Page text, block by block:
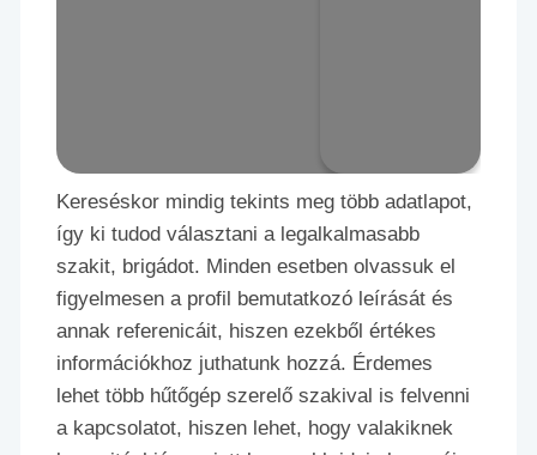
Kereséskor mindig tekints meg több adatlapot,
így ki tudod választani a legalkalmasabb
szakit, brigádot. Minden esetben olvassuk el
figyelmesen a profil bemutatkozó leírását és
annak referenicáit, hiszen ezekből értékes
információkhoz juthatunk hozzá. Érdemes
lehet több hűtőgép szerelő szakival is felvenni
a kapcsolatot, hiszen lehet, hogy valakiknek